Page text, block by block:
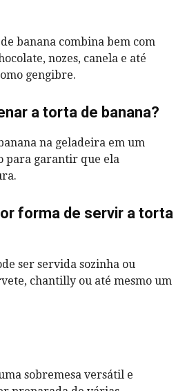
banana combina bem com
nozes, canela e até
gengibre.
a torta de banana?
na geladeira em um
para garantir que ela
forma de servir a torta
ser servida sozinha ou
chantilly ou até mesmo um
sobremesa versátil e